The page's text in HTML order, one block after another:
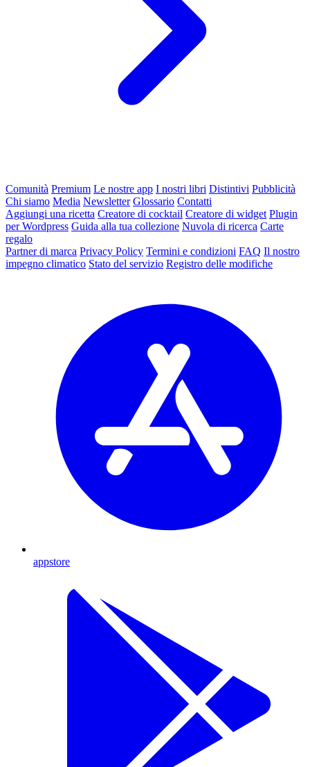
Comunità Premium Le nostre app I nostri libri Distintivi Pubblicità
Chi siamo Media Newsletter Glossario Contatti
Aggiungi una ricetta Creatore di cocktail Creatore di widget Plugin
per Wordpress Guida alla tua collezione Nuvola di ricerca Carte
regalo
Partner di marca Privacy Policy Termini e condizioni FAQ Il nostro
impegno climatico Stato del servizio Registro delle modifiche
appstore